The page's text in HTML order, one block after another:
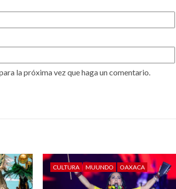
la próxima vez que haga un comentario.
CULTURA MUUNDO OAXACA